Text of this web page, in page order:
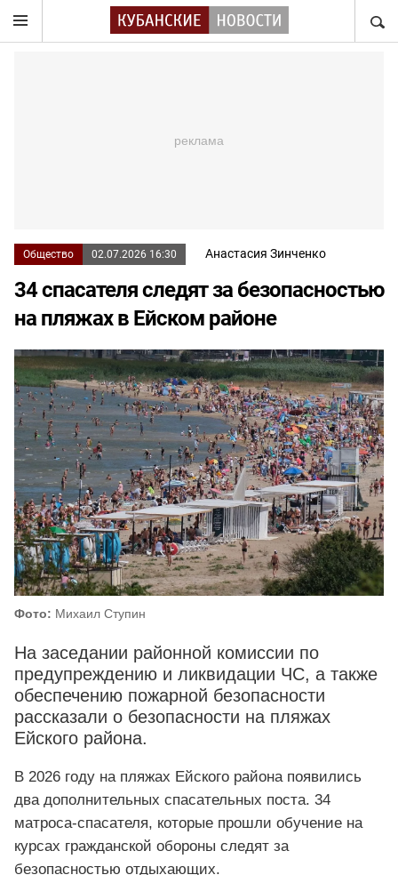
Общество 02.07.2026 16:30 Анастасия Зинченко
34 спасателя следят за безопасностью
на пляжах в Ейском районе
Фото: Михаил Ступин
На заседании районной комиссии по
предупреждению и ликвидации ЧС, а также
обеспечению пожарной безопасности
рассказали о безопасности на пляжах
Ейского района.
В 2026 году на пляжах Ейского района появились
два дополнительных спасательных поста. 34
матроса-спасателя, которые прошли обучение на
курсах гражданской обороны следят за
безопасностью отдыхающих.